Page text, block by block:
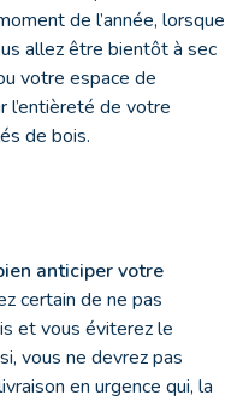
de l’année, lorsque
allez être bientôt à sec
votre espace de
l’entièreté de votre
de bois.
anticiper votre
certain de ne pas
et vous éviterez le
vous ne devrez pas
en urgence qui, la